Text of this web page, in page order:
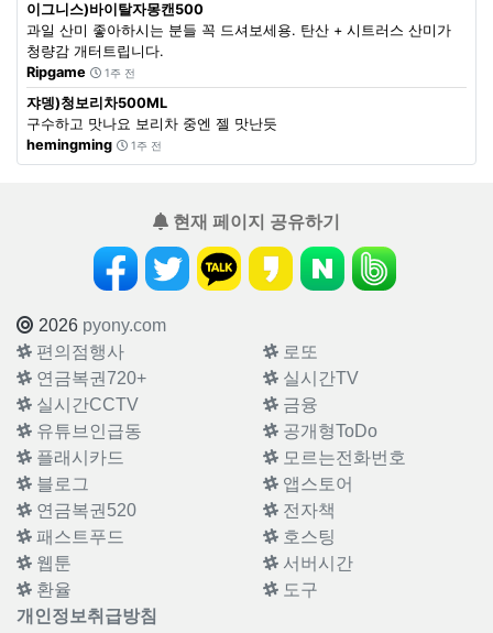
이그니스)바이탈자몽캔500
과일 산미 좋아하시는 분들 꼭 드셔보세용. 탄산 + 시트러스 산미가
청량감 개터트립니다.
Ripgame
1주 전
쟈뎅)청보리차500ML
구수하고 맛나요 보리차 중엔 젤 맛난듯
hemingming
1주 전
현재 페이지 공유하기
2026 pyony.com
편의점행사
로또
연금복권720+
실시간TV
실시간CCTV
금융
유튜브인급동
공개형ToDo
플래시카드
모르는전화번호
블로그
앱스토어
연금복권520
전자책
패스트푸드
호스팅
웹툰
서버시간
환율
도구
개인정보취급방침